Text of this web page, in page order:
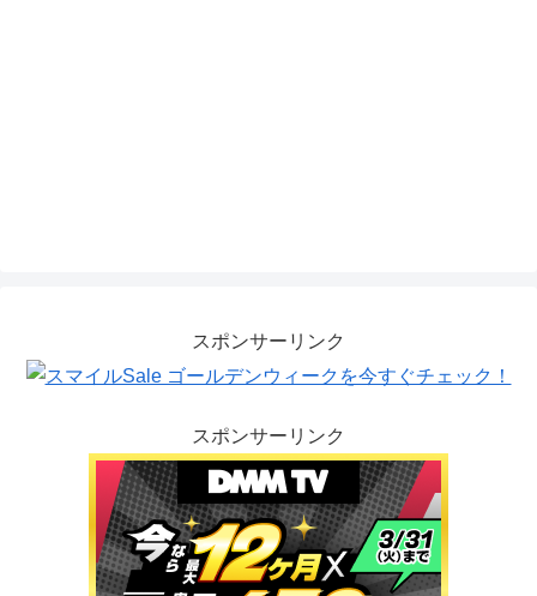
スポンサーリンク
スポンサーリンク